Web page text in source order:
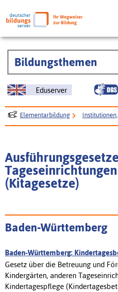
Bildungsthemen
Eduserver
Elementarbildung
(Kitagesetze)
Baden-Württemberg
Baden-Württemberg:
Gesetz über die Betreuung und
Kindergärten, anderen
Kindertagespflege